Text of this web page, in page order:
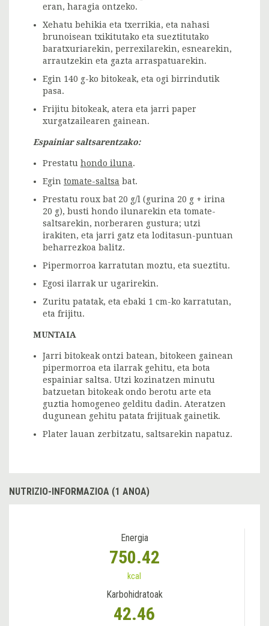
eran, haragia ontzeko.
Xehatu behikia eta txerrikia, eta nahasi
brunoisean txikitutako eta sueztitutako
baratxuriarekin, perrexilarekin, esnearekin,
arrautzekin eta gazta arraspatuarekin.
Egin 140 g-ko bitokeak, eta ogi birrindutik
pasa.
Frijitu bitokeak, atera eta jarri paper
xurgatzailearen gainean.
Espainiar saltsarentzako:
Prestatu hondo iluna.
Egin tomate-saltsa bat.
Prestatu roux bat 20 g/l (gurina 20 g + irina
20 g), busti hondo ilunarekin eta tomate-
saltsarekin, norberaren gustura; utzi
irakiten, eta jarri gatz eta loditasun-puntuan
beharrezkoa balitz.
Pipermorroa karratutan moztu, eta sueztitu.
Egosi ilarrak ur ugarirekin.
Zuritu patatak, eta ebaki 1 cm-ko karratutan,
eta frijitu.
MUNTAIA
Jarri bitokeak ontzi batean, bitokeen gainean
pipermorroa eta ilarrak gehitu, eta bota
espainiar saltsa. Utzi kozinatzen minutu
batzuetan bitokeak ondo berotu arte eta
guztia homogeneo gelditu dadin. Ateratzen
dugunean gehitu patata frijituak gainetik.
Plater lauan zerbitzatu, saltsarekin napatuz.
NUTRIZIO-INFORMAZIOA (1 ANOA)
Energia
750.42
kcal
Karbohidratoak
42.46